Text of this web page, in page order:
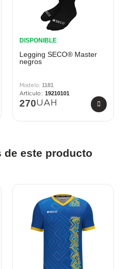
DISPONIBLE
Legging SECO® Master
negros
1181
19210101
270UAH
de este producto